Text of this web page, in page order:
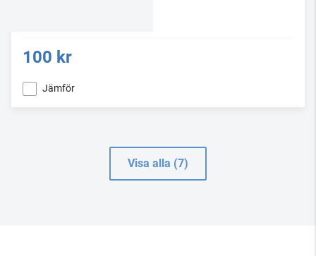
100 kr
Jämför
Visa alla (7)